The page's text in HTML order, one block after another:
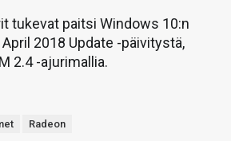
tukevat paitsi Windows 10:n
2018 Update -päivitystä,
2.4 -ajurimallia.
Radeon